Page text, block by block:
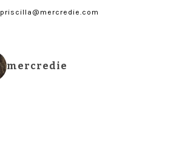
priscilla@mercredie.com
mercredie